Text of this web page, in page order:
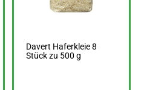
Davert Haferkleie 8
Stück zu 500 g